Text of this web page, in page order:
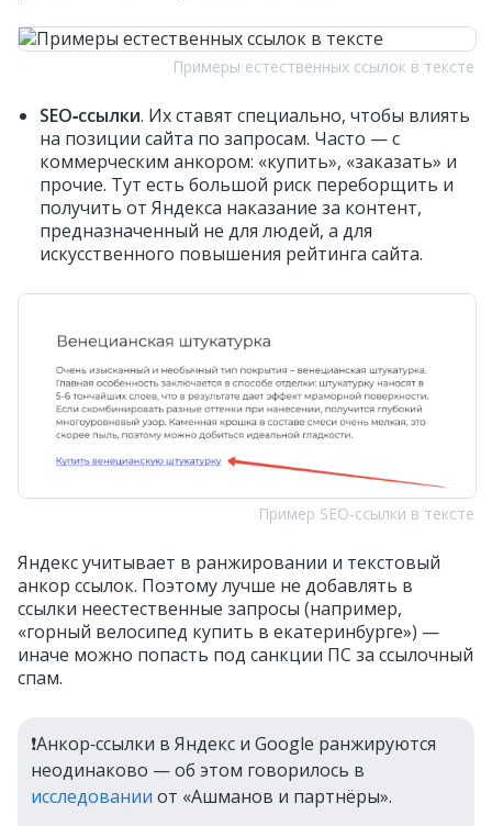
Примеры естественных ссылок в тексте
SEO‑ссылки. Их ставят специально, чтобы влиять
на позиции сайта по запросам. Часто — с
коммерческим анкором: «купить», «заказать» и
прочие. Тут есть большой риск переборщить и
получить от Яндекса наказание за контент,
предназначенный не для людей, а для
искусственного повышения рейтинга сайта.
Пример SEO‑ссылки в тексте
Яндекс учитывает в ранжировании и текстовый
анкор ссылок. Поэтому лучше не добавлять в
ссылки неестественные запросы (например,
«горный велосипед купить в екатеринбурге») —
иначе можно попасть под санкции ПС за ссылочный
спам.
❗Анкор‑ссылки в Яндекс и Google ранжируются
неодинаково — об этом говорилось в
исследовании от «Ашманов и партнёры».